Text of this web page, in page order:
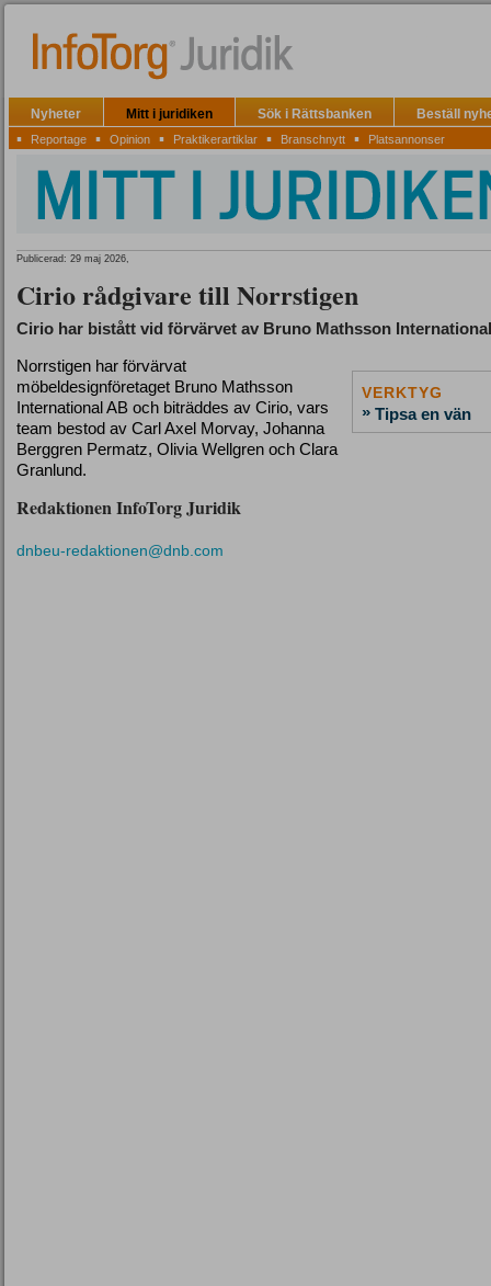
Nyheter Mitt i juridiken Sök i Rättsbanken Beställ
▪ Reportage ▪ Opinion ▪ Praktikerartiklar ▪ Branschnytt ▪ Platsannonser
Publicerad: 29 maj 2026,
Cirio rådgivare till Norrstigen
Cirio har bistått vid förvärvet av Bruno Mathsson
VERKTYG
» Tipsa en vän
Norrstigen har förvärvat
möbeldesignföretaget Bruno Mathsson
International AB och biträddes av Cirio, vars
team bestod av Carl Axel Morvay, Johanna
Berggren Permatz, Olivia Wellgren och Clara
Granlund.
Redaktionen InfoTorg Juridik
dnbeu-redaktionen@dnb.com